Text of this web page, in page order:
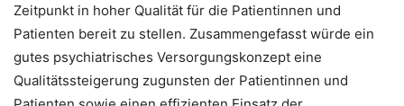
Zeitpunkt in hoher Qualität für die Patientinnen und
Patienten bereit zu stellen. Zusammengefasst würde ein
gutes psychiatrisches Versorgungskonzept eine
Qualitätssteigerung zugunsten der Patientinnen und